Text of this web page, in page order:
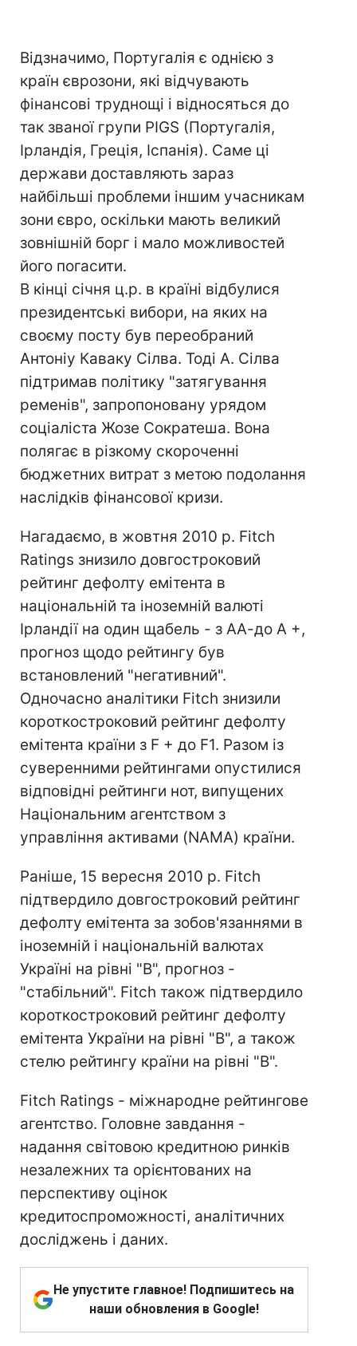
Відзначимо, Португалія є однією з
країн єврозони, які відчувають
фінансові труднощі і відносяться до
так званої групи PIGS (Португалія,
Ірландія, Греція, Іспанія). Саме ці
держави доставляють зараз
найбільші проблеми іншим учасникам
зони євро, оскільки мають великий
зовнішній борг і мало можливостей
його погасити.
В кінці січня ц.р. в країні відбулися
президентські вибори, на яких на
своєму посту був переобраний
Антоніу Каваку Сілва. Тоді А. Сілва
підтримав політику "затягування
ременів", запропоновану урядом
соціаліста Жозе Сократеша. Вона
полягає в різкому скороченні
бюджетних витрат з метою подолання
наслідків фінансової кризи.
Нагадаємо, в жовтня 2010 р. Fitch
Ratings знизило довгостроковий
рейтинг дефолту емітента в
національній та іноземній валюті
Ірландії на один щабель - з АА-до А +,
прогноз щодо рейтингу був
встановлений "негативний".
Одночасно аналітики Fitch знизили
короткостроковий рейтинг дефолту
емітента країни з F + до F1. Разом із
суверенними рейтингами опустилися
відповідні рейтинги нот, випущених
Національним агентством з
управління активами (NAMA) країни.
Раніше, 15 вересня 2010 р. Fitch
підтвердило довгостроковий рейтинг
дефолту емітента за зобов'язаннями в
іноземній і національній валютах
Україні на рівні "В", прогноз -
"стабільний". Fitch також підтвердило
короткостроковий рейтинг дефолту
емітента України на рівні "В", а також
стелю рейтингу країни на рівні "В".
Fitch Ratings - міжнародне рейтингове
агентство. Головне завдання -
надання світовою кредитною ринків
незалежних та орієнтованих на
перспективу оцінок
кредитоспроможності, аналітичних
досліджень і даних.
Не упустите главное! Подпишитесь на
наши обновления в Google!